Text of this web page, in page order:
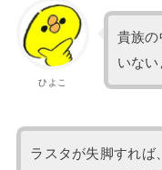
ひよこ
貴族
いない
ラスタが失脚すれば